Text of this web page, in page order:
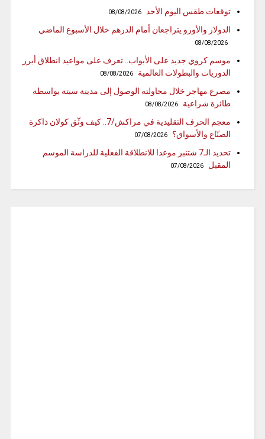
توقعات طقس اليوم الأحد 08/08/2026
الدولار والأورو يتراجعان أمام الدرهم خلال الأسبوع الماضي
08/08/2026
موسم كروي جديد على الأبواب.. تعرف على مواعيد انطلاق أبرز
الدوريات والبطولات العالمية
08/08/2026
مصرع مهاجر خلال محاولته الوصول إلى مدينة سبتة بواسطة
طائرة شراعية
08/08/2026
معجم الحرف التقليدية في مراكش/7.. كيف وثّق كولان ذاكرة
الصنّاع والأسواق؟
07/08/2026
تحديد الـ7 شتنبر موعدا للانطلاقة الفعلية للدراسة الموسم
المقبل
07/08/2026